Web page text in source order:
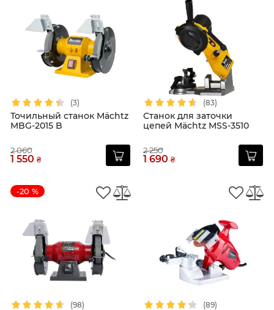
(3)
Точильный станок Mächtz
MBG-2015 B
2 060
1 550 ₴
(83)
Станок для заточки
цепей Mächtz MSS-3510
2 250
1 690 ₴
-20 %
(98) (89)